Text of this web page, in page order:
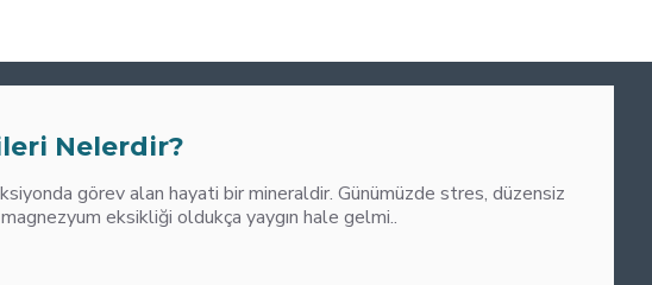
Nelerdir?
görev alan hayati bir mineraldir. Günümüzde stres, düzensiz
eksikliği oldukça yaygın hale gelmi..